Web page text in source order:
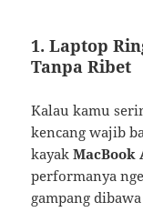
1. Laptop
Tanpa Ribet
Kalau kamu
kencang wajib
kayakMacBook
performanya
gampang